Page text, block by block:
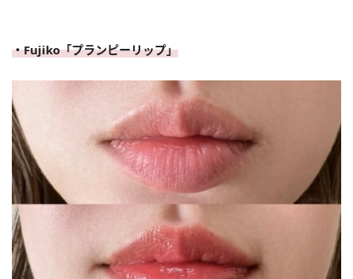
・Fujiko「プランピーリップ」